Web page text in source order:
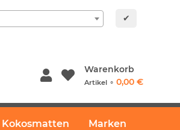
✔
Warenkorb
Artikel ⚬ 0,00 €
Kokosmatten Marken